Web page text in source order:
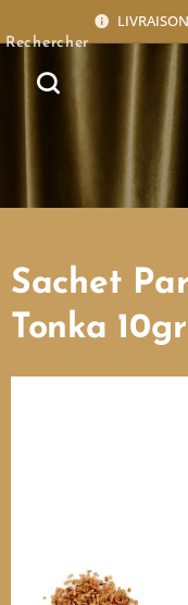
Rechercher
Sachet
Tonka 10gr